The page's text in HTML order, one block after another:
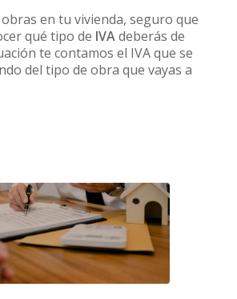
en tu vivienda, seguro que
qué tipo de IVAdeberás de
te contamos el IVA que se
del tipo de obra que vayas a